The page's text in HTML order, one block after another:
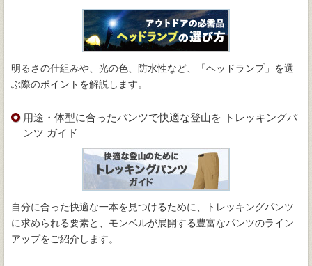
明るさの仕組みや、光の色、防水性など、「ヘッドランプ」を選
ぶ際のポイントを解説します。
用途・体型に合ったパンツで快適な登山を トレッキングパ
ンツ ガイド
自分に合った快適な一本を見つけるために、トレッキングパンツ
に求められる要素と、モンベルが展開する豊富なパンツのライン
アップをご紹介します。